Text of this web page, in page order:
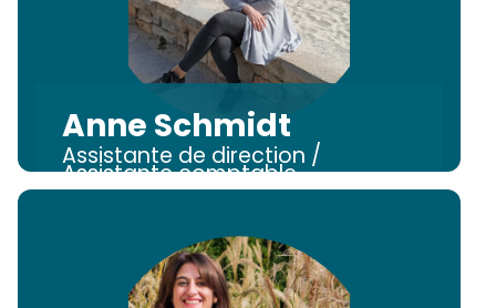
Anne Schmidt
Assistante de direction /
Assistante comptable